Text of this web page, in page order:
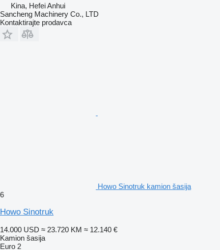
Kina, Hefei Anhui
Sancheng Machinery Co., LTD
Kontaktirajte prodavca
Howo Sinotruk kamion šasija
6
Howo Sinotruk
14.000 USD ≈ 23.720 KM ≈ 12.140 €
Kamion šasija
Euro 2